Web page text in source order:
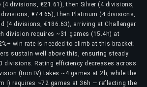
(4 divisions, €21.61), then Silver (4 divisions,
€74.65), then Platinum (4 divisions,
(4 divisions, €186.63), arriving at Challenger.
division requires ~31 games (15.4h) at
win rate is needed to climb at this bracket;
sustain well above this, ensuring steady
divisions. Rating efficiency decreases across
(Iron IV) takes ~4 games at 2h, while the
I) requires ~72 games at 36h — reflecting the